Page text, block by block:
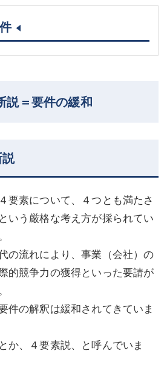
＝要件の緩和
説
要素について、４つとも満たさ
いう厳格な考え方が採られてい
の流れにより、事業（会社）の
的競争力の獲得といった要請が
件の解釈は緩和されてきていま
か、４要素説、と呼んでいま